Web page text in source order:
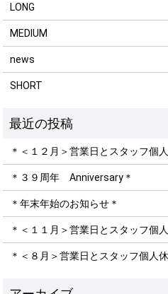
LONG
MEDIUM
news
SHORT
＊＜１２月＞営業日とスタッフ個
＊３９周年 Anniversary＊
＊年末年始のお知らせ＊
＊＜１１月＞営業日とスタッフ個
＊＜８月＞営業日とスタッフ個人